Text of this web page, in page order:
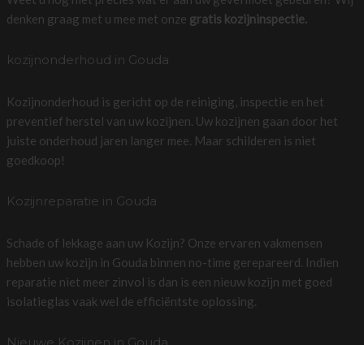
denken graag met u mee met onze gratis kozijninspectie.
kozijnonderhoud in Gouda
Kozijnonderhoud is gericht op de reiniging, inspectie en het
preventief herstel van uw kozijnen. Uw kozijnen gaan door het
juiste onderhoud jaren langer mee. Maar schilderen is niet
goedkoop!
Kozijnreparatie in Gouda
Schade of lekkage aan uw Kozijn? Onze ervaren vakmensen
hebben uw kozijn in Gouda binnen no-time gerepareerd. Indien
reparatie niet meer zinvol is dan is een nieuw kozijn met goed
isolatieglas vaak wel de efficiëntste oplossing.